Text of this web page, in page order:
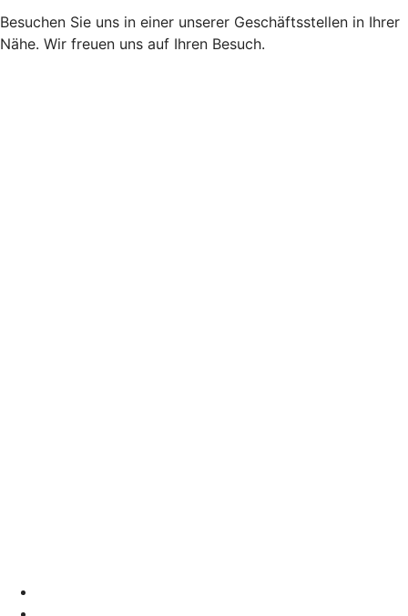
Besuchen Sie uns in einer unserer Geschäftsstellen in Ihrer
Nähe. Wir freuen uns auf Ihren Besuch.